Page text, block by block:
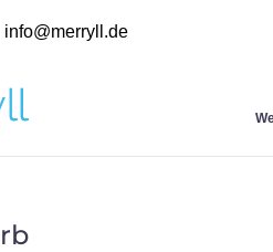
info@merryll.de